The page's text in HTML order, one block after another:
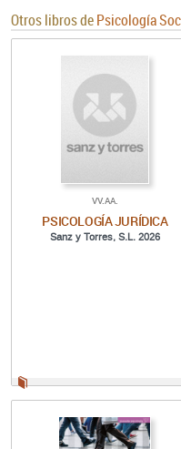
Otros libros dePsicología
VV.AA.
PSICOLOGÍA JURÍDICA
Sanz y Torres, S.L. 2026